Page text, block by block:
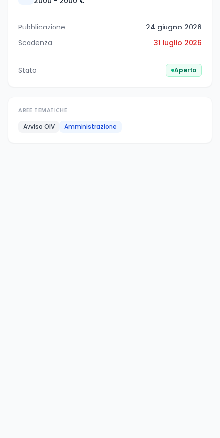
Pubblicazione
24 giugno 2026
Scadenza
31 luglio 2026
Stato Aperto
AREE TEMATICHE
Avviso OIV Amministrazione